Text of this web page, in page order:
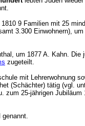
9 Familien mit 25
3.300 Einwohnern), um
um 1877 A. Kahn.
zugeteilt.
mit Lehrerwohnung
(Schächter) tätig (vgl.
zum 25-jährigen
genannt.